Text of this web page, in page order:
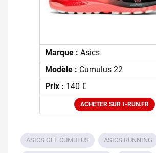
Marque : Asics
Modèle : Cumulus 22
Prix : 140 €
ACHETER SUR I-RUN.FR
ASICS GEL CUMULUS ASICS RUNNING